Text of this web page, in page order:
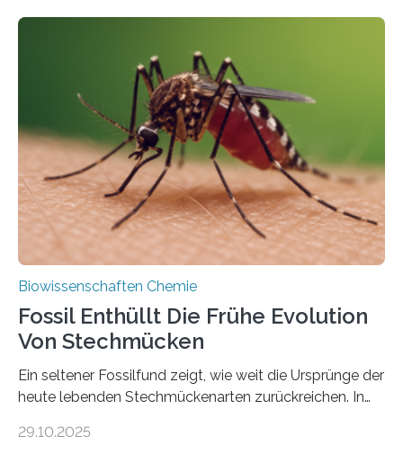
Grünalgen, die vor Hunderten von Millionen Jahren
lebten. Unter den Vorfahren sticht eine Gruppe heraus,
die noch heute in der Natur vorkommt: die
Süßwasseralge Coleochaetophyceae. Einige Arten
dieser Gruppe bilden aus Zellfäden dichte Geflechte
mit scheibenförmiger Gestalt. Was auffällig ist: Die
nächsten…
Biowissenschaften Chemie
Fossil Enthüllt Die Frühe Evolution
Von Stechmücken
Ein seltener Fossilfund zeigt, wie weit die Ursprünge der
heute lebenden Stechmückenarten zurückreichen. In
Forschende die bisher älteste bekannte Stechmücken-
29.10.2025